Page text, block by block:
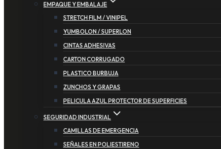
EMPAQUE Y EMBALAJE
STRETCH FILM / VINIPEL
YUMBOLON / SUPERLON
CINTAS ADHESIVAS
CARTON CORRUGADO
PLASTICO BURBUJA
ZUNCHOS Y GRAPAS
PELICULA AZUL PROTECTOR DE SUPERFICIES
SEGURIDAD INDUSTRIAL
CAMILLAS DE EMERGENCIA
SEÑALES EN POLIESTIRENO